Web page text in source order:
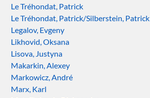
Le Tréhondat, Patrick
Le Tréhondat, Patrick/Silberstein, Patrick
Legalov, Evgeny
Likhovid, Oksana
Lisova, Justyna
Makarkin, Alexey
Markowicz, André
Marx, Karl